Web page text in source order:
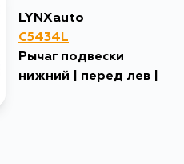
LYNXauto
C5434L
Рычаг подвески
нижний | перед лев |